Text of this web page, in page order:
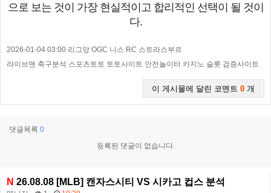
으로 보는 것이 가장 현실적이고 합리적인 선택이 될 것이
다.
2026-01-04 03:00 리그앙 OGC 니스 RC 스트라스부르
라이브맨 축구분석 스포츠토토 토토사이트 안전놀이터 카지노 슬롯 검증사이트
이 게시물에 달린 코멘트 0 개
댓글목록 0
등록된 댓글이 없습니다.
N 26.08.08 [MLB] 캔자스시티 VS 시카고 컵스 분석